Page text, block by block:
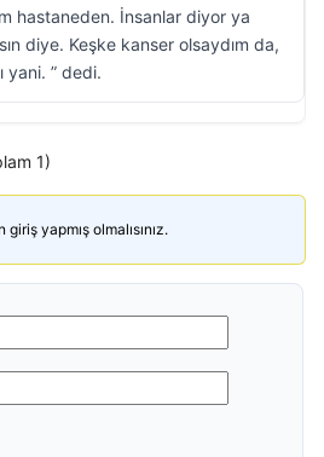
hastaneden. İnsanlar diyor ya
diye. Keşke kanser olsaydım da,
yani. ” dedi.
1)
yapmış olmalısınız.